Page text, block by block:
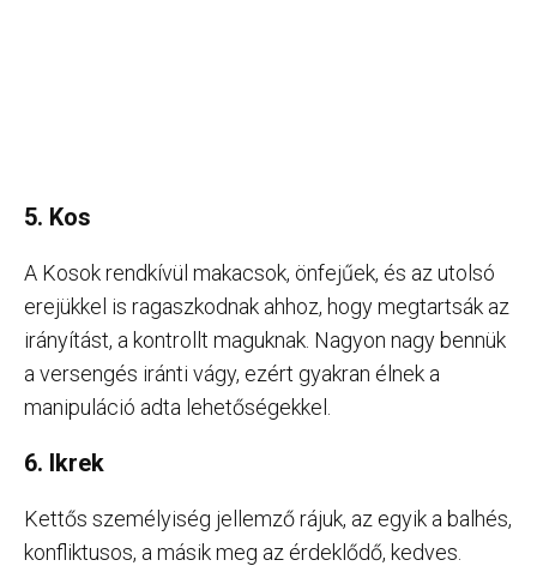
5. Kos
A Kosok rendkívül makacsok, önfejűek, és az utolsó
erejükkel is ragaszkodnak ahhoz, hogy megtartsák az
irányítást, a kontrollt maguknak. Nagyon nagy bennük
a versengés iránti vágy, ezért gyakran élnek a
manipuláció adta lehetőségekkel.
6. Ikrek
Kettős személyiség jellemző rájuk, az egyik a balhés,
konfliktusos, a másik meg az érdeklődő, kedves.